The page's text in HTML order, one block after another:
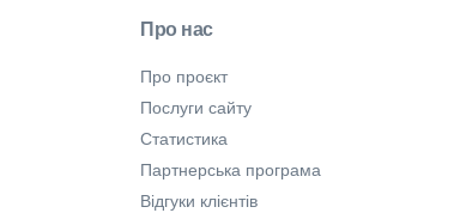
Про нас
Про проєкт
Послуги сайту
Статистика
Партнерська програма
Відгуки клієнтів